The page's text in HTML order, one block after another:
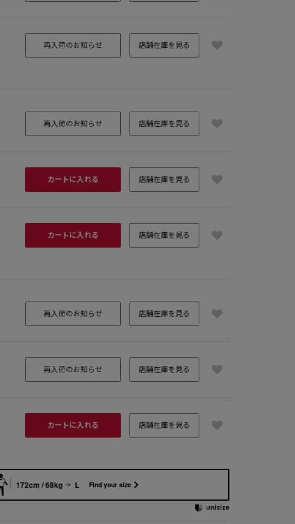
再入荷のお知らせ 店舗在庫を見る
再入荷のお知らせ 店舗在庫を見る
カートに入れる 店舗在庫を見る
カートに入れる 店舗在庫を見る
再入荷のお知らせ 店舗在庫を見る
再入荷のお知らせ 店舗在庫を見る
カートに入れる 店舗在庫を見る
172cm / 68kg L Find your size